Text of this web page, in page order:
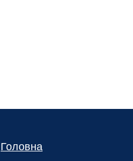
Головна